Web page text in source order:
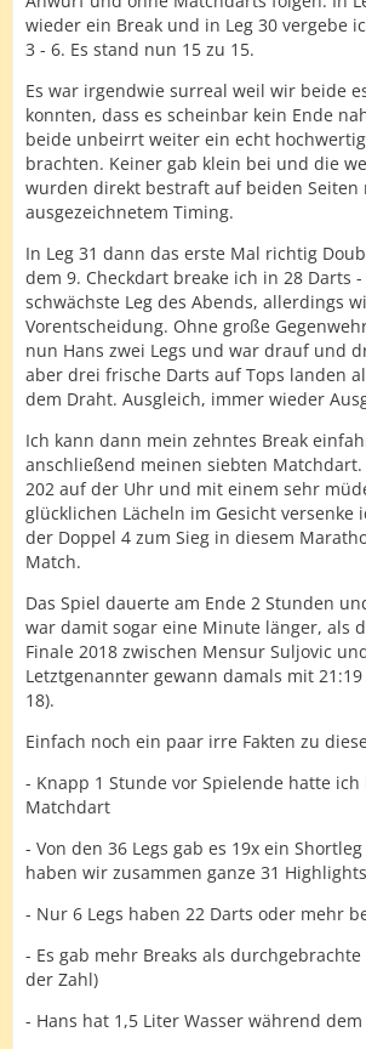
wieder ein Break und in Leg 30 vergebe
3 - 6. Es stand nun 15 zu 15.
Es war irgendwie surreal weil wir beide
konnten, dass es scheinbar kein Ende
beide unbeirrt weiter ein echt
brachten. Keiner gab klein bei und die
wurden direkt bestraft auf beiden Seiten
ausgezeichnetem Timing.
In Leg 31 dann das erste Mal richtig
dem 9. Checkdart breake ich in 28 Darts
schwächste Leg des Abends, allerdings
Vorentscheidung. Ohne große
nun Hans zwei Legs und war drauf und
aber drei frische Darts auf Tops landen
dem Draht. Ausgleich, immer wieder
Ich kann dann mein zehntes Break
anschließend meinen siebten Matchdart.
202 auf der Uhr und mit einem sehr
glücklichen Lächeln im Gesicht versenke
der Doppel 4 zum Sieg in diesem
Match.
Das Spiel dauerte am Ende 2 Stunden
war damit sogar eine Minute länger, als
Finale 2018 zwischen Mensur Suljovic
Letztgenannter gewann damals mit
18).
Einfach noch ein paar irre Fakten zu
- Knapp 1 Stunde vor Spielende hatte
Matchdart
- Von den 36 Legs gab es 19x ein
haben wir zusammen ganze 31
- Nur 6 Legs haben 22 Darts oder mehr
- Es gab mehr Breaks als
der Zahl)
- Hans hat 1,5 Liter Wasser während